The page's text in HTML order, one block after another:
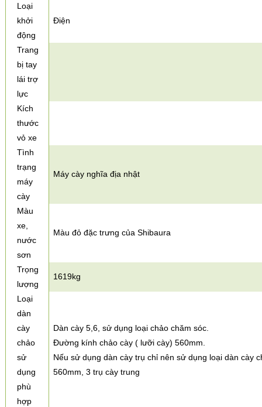
Loại
khởi
động
Điện
Trang
bị tay
lái trợ
lực
Kích
thước
vỏ xe
Tình
trạng
máy
cày
Máy cày nghĩa địa nhật
Màu
xe,
nước
sơn
Màu đỏ đặc trưng của Shibaura
Trọng
lượng
1619kg
Loại
dàn
cày
chảo
sử
dụng
phù
hợp
Dàn cày 5,6, sử dụng loại chảo chăm sóc.
Đường kính chảo cày ( lưỡi cày) 560mm.
Nếu sử dụng dàn cày trụ chỉ nên sử dụng loại dàn cày
560mm, 3 trụ cày trung